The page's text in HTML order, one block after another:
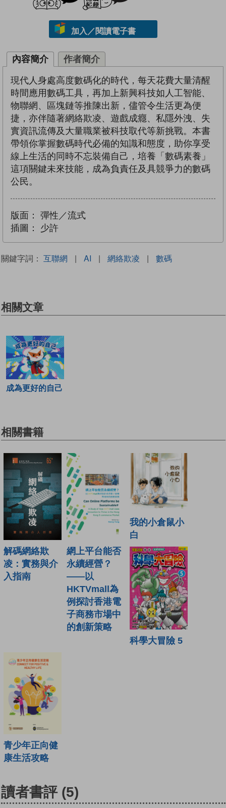
加入／閱讀電子書
內容簡介 作者簡介
現代人身處高度數碼化的時代，每天花費大量清醒
時間應用數碼工具，再加上新興科技如人工智能、
物聯網、區塊鏈等推陳出新，儘管令生活更為便
捷，亦伴隨著網絡欺凌、遊戲成癮、私隱外洩、失
實資訊流傳及大量職業被科技取代等新挑戰。本書
帶領你掌握數碼時代必備的知識和態度，助你享受
線上生活的同時不忘裝備自己，培養「數碼素養」
這項關鍵未來技能，成為負責任及具競爭力的數碼
公民。
版面：
彈性／流式
插圖：
少許
關鍵字詞： 互聯網 | AI | 網絡欺凌 | 數碼
相關文章
成為更好的自己
相關書籍
解碼網絡欺
凌：實務與介
入指南
網上平台能否
永續經營？
——以
HKTVmall為
例探討香港電
子商務市場中
的創新策略
我的小倉鼠小
白
科學大冒險 5
青少年正向健
康生活攻略
讀者書評 (5)